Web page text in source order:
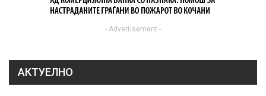
- Advertisement -
АКТУЕЛНО